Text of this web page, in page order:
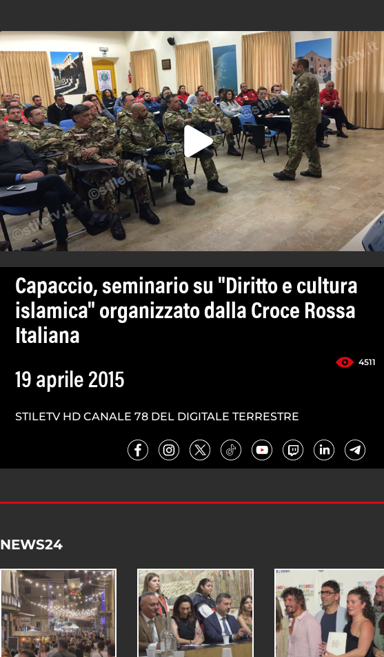
Capaccio, seminario su "Diritto e cultura
islamica" organizzato dalla Croce Rossa
Italiana
4511
19 aprile 2015
STILETV HD CANALE 78 DEL DIGITALE TERRESTRE
NEWS24